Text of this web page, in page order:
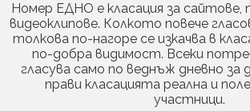
Номер ЕДНО е класация за сайтове,
видеоклипове. Колкото повече
толкова по-нагоре се изкачва в
по-добра видимост. Всеки
гласува само по веднъж дневно за
прави класацията реална и
участници.